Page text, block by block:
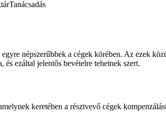
Tanácsadás
népszerűbbek a cégek körében. Az ezek
ezáltal jelentős bevételre tehetnek szert.
keretében a résztvevő cégek